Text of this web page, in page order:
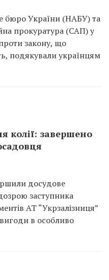
бюро України (НАБУ) та
прокуратура (САП) у
закону, що
подякували українцям
колії: завершено
досудове
заступника
АТ “Укрзалізниця”
в особливо